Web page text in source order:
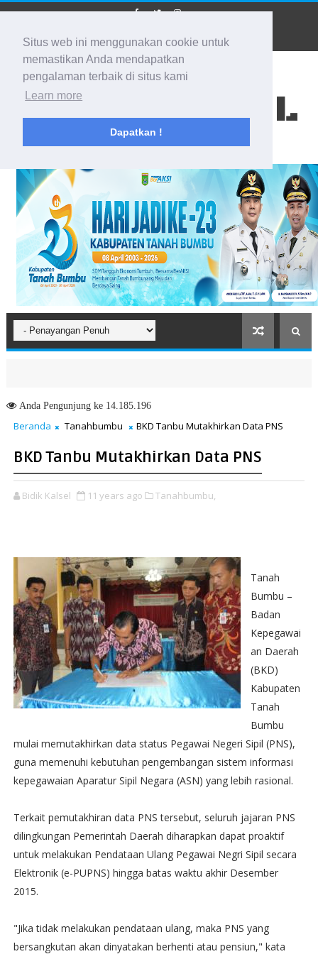
Situs web ini menggunakan cookie untuk
memastikan Anda mendapatkan
pengalaman terbaik di situs kami
Learn more
Dapatkan !
BIDIK KALSEL
Membidik Ke Segala Arah
AndaPengunjung ke 14.185.196
Beranda Tanahbumbu BKD Tanbu Mutakhirkan Data PNS
BKD Tanbu Mutakhirkan Data PNS
Bidik Kalsel 11 years ago Tanahbumbu,
Tanah
Bumbu –
Badan
Kepegawai
an Daerah
(BKD)
Kabupaten
Tanah
Bumbu
mulai memutakhirkan data status Pegawai Negeri Sipil (PNS),
guna memenuhi kebutuhan pengembangan sistem informasi
kepegawaian Aparatur Sipil Negara (ASN) yang lebih rasional.
Terkait pemutakhiran data PNS tersebut, seluruh jajaran PNS
dilingkungan Pemerintah Daerah diharapkan dapat proaktif
untuk melakukan Pendataan Ulang Pegawai Negri Sipil secara
Elektronik (e-PUPNS) hingga batas waktu akhir Desember
2015.
"Jika tidak melakukan pendataan ulang, maka PNS yang
bersangkutan akan dinyatakan berhenti atau pensiun," kata